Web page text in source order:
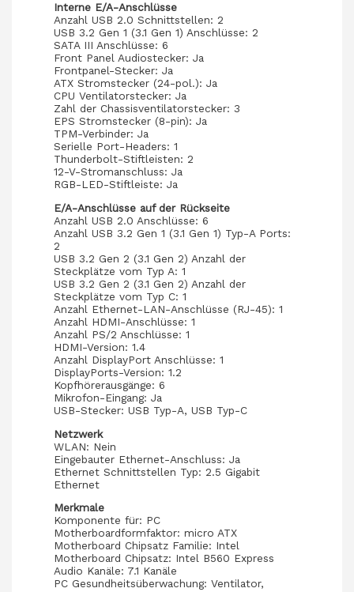
Interne E/A-Anschlüsse
Anzahl USB 2.0 Schnittstellen: 2
USB 3.2 Gen 1 (3.1 Gen 1) Anschlüsse: 2
SATA III Anschlüsse: 6
Front Panel Audiostecker: Ja
Frontpanel-Stecker: Ja
ATX Stromstecker (24-pol.): Ja
CPU Ventilatorstecker: Ja
Zahl der Chassisventilatorstecker: 3
EPS Stromstecker (8-pin): Ja
TPM-Verbinder: Ja
Serielle Port-Headers: 1
Thunderbolt-Stiftleisten: 2
12-V-Stromanschluss: Ja
RGB-LED-Stiftleiste: Ja
E/A-Anschlüsse auf der Rückseite
Anzahl USB 2.0 Anschlüsse: 6
Anzahl USB 3.2 Gen 1 (3.1 Gen 1) Typ-A Ports:
2
USB 3.2 Gen 2 (3.1 Gen 2) Anzahl der
Steckplätze vom Typ A: 1
USB 3.2 Gen 2 (3.1 Gen 2) Anzahl der
Steckplätze vom Typ C: 1
Anzahl Ethernet-LAN-Anschlüsse (RJ-45): 1
Anzahl HDMI-Anschlüsse: 1
Anzahl PS/2 Anschlüsse: 1
HDMI-Version: 1.4
Anzahl DisplayPort Anschlüsse: 1
DisplayPorts-Version: 1.2
Kopfhörerausgänge: 6
Mikrofon-Eingang: Ja
USB-Stecker: USB Typ-A, USB Typ-C
Netzwerk
WLAN: Nein
Eingebauter Ethernet-Anschluss: Ja
Ethernet Schnittstellen Typ: 2.5 Gigabit
Ethernet
Merkmale
Komponente für: PC
Motherboardformfaktor: micro ATX
Motherboard Chipsatz Familie: Intel
Motherboard Chipsatz: Intel B560 Express
Audio Kanäle: 7.1 Kanäle
PC Gesundheitsüberwachung: Ventilator,